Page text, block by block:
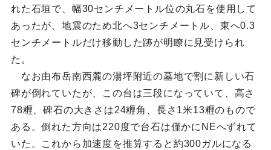
れた石垣で、幅30センチメートル位の丸石を使用して
あったが、地震のため北へ3センチメートル、東へ0.3
センチメートルだけ移動した跡が明瞭に見受けられ
た。
なお由布岳南西麓の湯坪附近の墓地で割に新しい石
碑が倒れていたが、この台は三段になっていて、高さ
78糎、碑石の大きさは24糎角、長さ1米13糎のもので
ある。倒れた方向は220度で台石は僅かにNEへずれて
いた。これから加速度を推算すると約300ガルになる